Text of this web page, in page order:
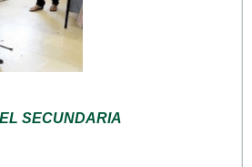
SECUNDARIA